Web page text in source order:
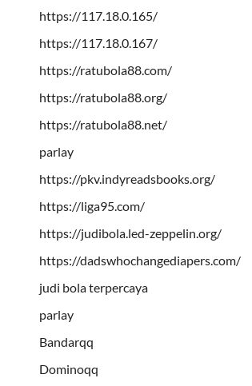
https://117.18.0.165/
https://117.18.0.167/
https://ratubola88.com/
https://ratubola88.org/
https://ratubola88.net/
parlay
https://pkv.indyreadsbooks.org/
https://liga95.com/
https://judibola.led-zeppelin.org/
https://dadswhochangediapers.com/
judi bola terpercaya
parlay
Bandarqq
Dominoqq